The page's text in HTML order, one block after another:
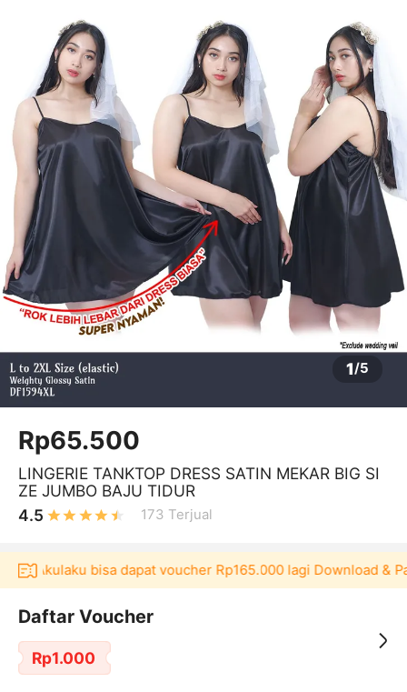
1/5
Rp65.500
LINGERIE TANKTOP DRESS SATIN MEKAR BIG SI
ZE JUMBO BAJU TIDUR
4.5
173 Terjual
Akulaku bisa dapat voucher Rp165.000 lagi Download &
Daftar Voucher
Rp1.000